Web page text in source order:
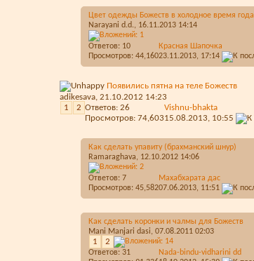
Цвет одежды Божеств в холодное время года
Narayani d.d., 16.11.2013 14:14
Ответов: 10
Просмотров: 44,160
Красная Шапочка
23.11.2013, 17:14
Появились пятна на теле Божеств
adikesava, 21.10.2012 14:23
1
2 Ответов: 26
Просмотров: 74,603
Vishnu-bhakta
15.08.2013, 10:55
Как сделать упавиту (брахманский шнур)
Ramaraghava, 12.10.2012 14:06
Ответов: 7
Просмотров: 45,582
Махабхарата дас
07.06.2013, 11:51
Как сделать коронки и чалмы для Божеств
Mani Manjari dasi, 07.08.2011 02:03
1 2
Ответов: 31
Nada-bindu-vidharini dd